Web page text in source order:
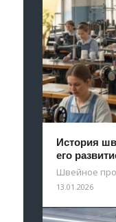
История
его
Швейное
13.01.2026